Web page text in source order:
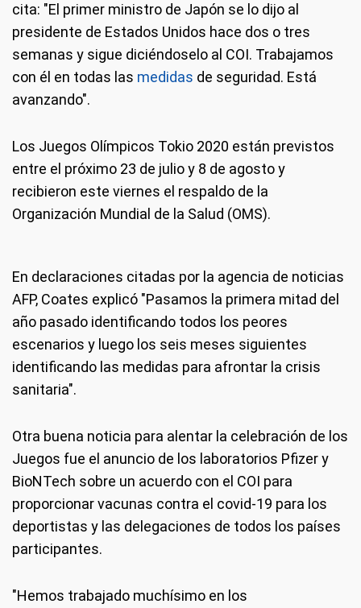
cita: "El primer ministro de Japón se lo dijo al
presidente de Estados Unidos hace dos o tres
semanas y sigue diciéndoselo al COI. Trabajamos
con él en todas las medidas de seguridad. Está
avanzando".
Los Juegos Olímpicos Tokio 2020 están previstos
entre el próximo 23 de julio y 8 de agosto y
recibieron este viernes el respaldo de la
Organización Mundial de la Salud (OMS).
En declaraciones citadas por la agencia de noticias
AFP, Coates explicó "Pasamos la primera mitad del
año pasado identificando todos los peores
escenarios y luego los seis meses siguientes
identificando las medidas para afrontar la crisis
sanitaria".
Otra buena noticia para alentar la celebración de los
Juegos fue el anuncio de los laboratorios Pfizer y
BioNTech sobre un acuerdo con el COI para
proporcionar vacunas contra el covid-19 para los
deportistas y las delegaciones de todos los países
participantes.
"Hemos trabajado muchísimo en los